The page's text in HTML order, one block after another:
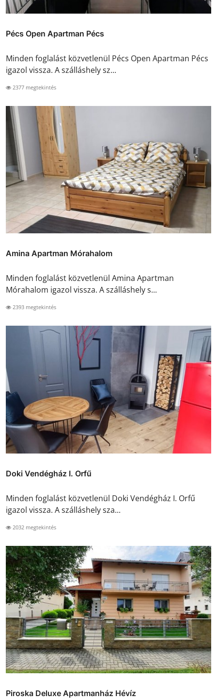
Pécs Open Apartman Pécs
Minden foglalást közvetlenül Pécs Open Apartman Pécs
igazol vissza. A szálláshely sz...
2377 megtekintés
Amina Apartman Mórahalom
Minden foglalást közvetlenül Amina Apartman
Mórahalom igazol vissza. A szálláshely s...
2393 megtekintés
Doki Vendégház I. Orfű
Minden foglalást közvetlenül Doki Vendégház I. Orfű
igazol vissza. A szálláshely sza...
2032 megtekintés
Piroska Deluxe Apartmanház Hévíz